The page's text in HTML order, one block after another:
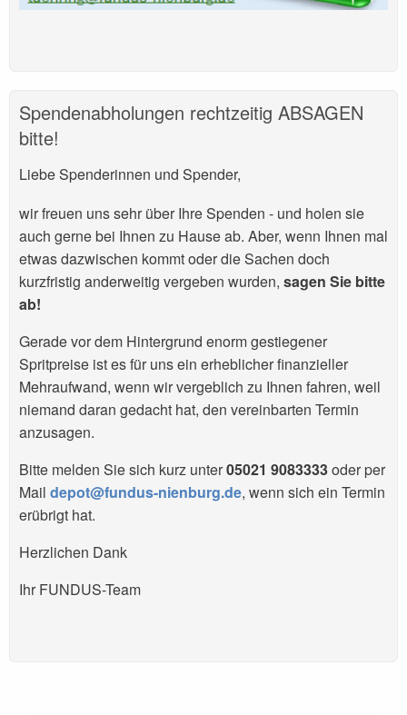
Spendenabholungen rechtzeitig ABSAGEN
bitte!
Liebe Spenderinnen und Spender,
wir freuen uns sehr über Ihre Spenden - und holen sie
auch gerne bei Ihnen zu Hause ab. Aber, wenn Ihnen mal
etwas dazwischen kommt oder die Sachen doch
kurzfristig anderweitig vergeben wurden, sagen Sie bitte
ab!
Gerade vor dem Hintergrund enorm gestiegener
Spritpreise ist es für uns ein erheblicher finanzieller
Mehraufwand, wenn wir vergeblich zu Ihnen fahren, weil
niemand daran gedacht hat, den vereinbarten Termin
anzusagen.
Bitte melden Sie sich kurz unter05021 9083333oder per
Mail depot@fundus-nienburg.de, wenn sich ein Termin
erübrigt hat.
Herzlichen Dank
Ihr FUNDUS-Team